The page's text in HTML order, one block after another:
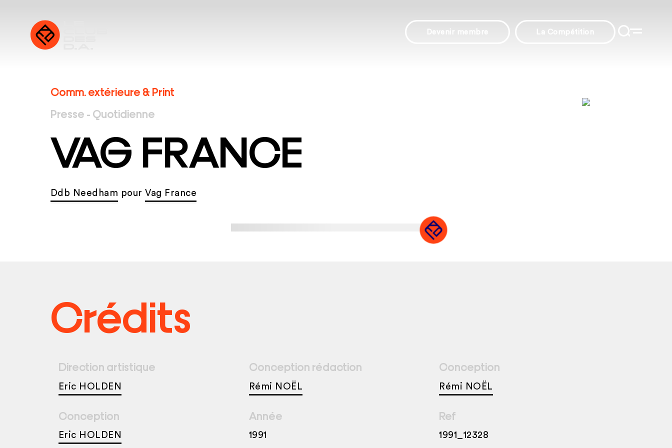
Devenir membre La Compétition
Comm. extérieure & Print
Presse - Quotidienne
VAG FRANCE
Ddb Needham pour Vag France
Crédits
Direction artistique
Eric HOLDEN
Conception rédaction
Rémi NOËL
Conception
Rémi NOËL
Conception
Eric HOLDEN
Année
1991
Ref
1991_12328